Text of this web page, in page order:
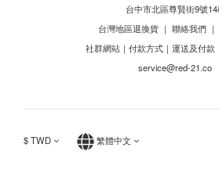
台中市北區尊賢街9號
台灣地區退換貨 ｜ 聯絡我們 ｜
社群網站｜ 付款方式｜ 運送及付款
service@red-21.co
$TWD 繁體中文